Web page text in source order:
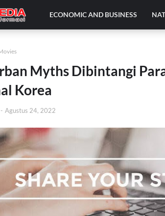
ECONOMIC AND BUSINESS
Myths Dibintangi
Korea
- Agustus 24, 2022